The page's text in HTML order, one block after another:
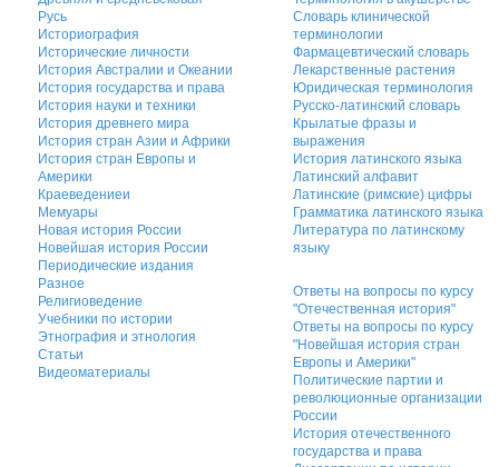
Русь
Историография
Исторические личности
История Австралии и Океании
История государства и права
История науки и техники
История древнего мира
История стран Азии и Африки
История стран Европы и
Америки
Краеведениеи
Мемуары
Новая история России
Новейшая история России
Периодические издания
Разное
Религиоведение
Учебники по истории
Этнография и этнология
Статьи
Видеоматериалы
Словарь клинической
терминологии
Фармацевтический словарь
Лекарственные растения
Юридическая терминология
Русско-латинский словарь
Крылатые фразы и
выражения
История латинского языка
Латинский алфавит
Латинские (римские) цифры
Грамматика латинского языка
Литература по латинскому
языку
Ответы на вопросы по курсу
"Отечественная история"
Ответы на вопросы по курсу
"Новейшая история стран
Европы и Америки"
Политические партии и
революционные организации
России
История отечественного
государства и права